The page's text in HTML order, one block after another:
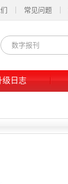
常见问题
级日志